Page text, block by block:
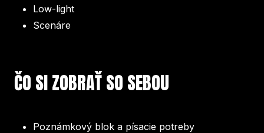
Low-light
Scenáre
ČO SI ZOBRAŤ SO SEBOU
Poznámkový blok a písacie potreby